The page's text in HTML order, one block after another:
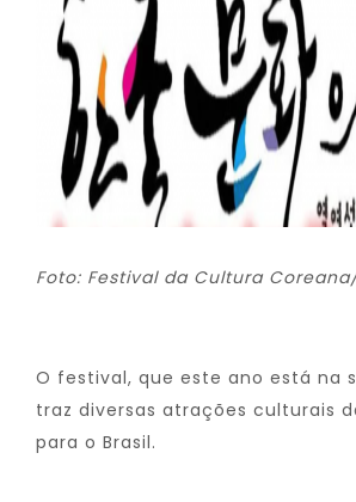
Foto: Festival da Cultura
O festival, que este ano está na
traz diversas atrações culturais
para o Brasil.